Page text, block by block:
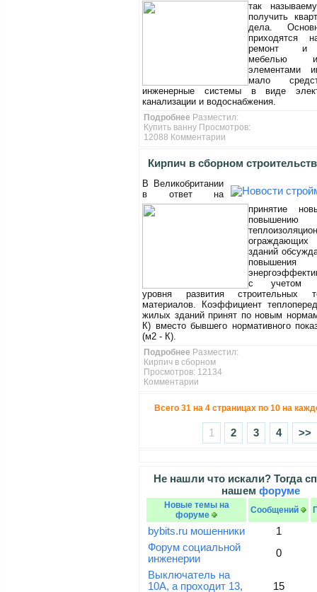
так
получить
дела.
приходятся
ремонт и
мебелью
элементами
мало
инженерные системы в виде
канализации и водоснабжения.
Подробнее Разместил:
Купить ванну Просмотров:
12088 Комментарии
Кирпич в сборном
В Великобритании
в ответ на
принятие
повышению
ограждающих
зданий
повышения
с учетом
уровня развития строительных
материалов. Коэффициент
жилых зданий принят по новым
К) вместо бывшего нормативного
(м2 - К).
Подробнее Разместил:
Кирпич в сборном
Просмотров: 12134
Комментарии
Всего 31 на 4 страницах по 10 на
1 2 3 4 >>
Не нашли что искали? Тогда
нашем форуме
Новые темы на
форуме
Сообщений
bybits.ru мошенники
1
Форум социальной
инженерии
0
Выключатель на
10А, а проходит 13,
15